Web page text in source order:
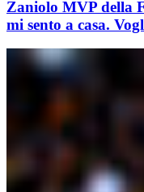
Zaniolo MVP della
mi sento a casa.